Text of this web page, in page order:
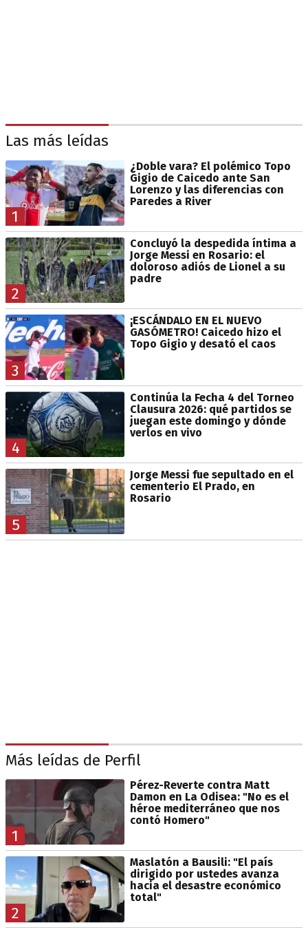
Las más leídas
1
¿Doble vara? El polémico Topo
Gigio de Caicedo ante San
Lorenzo y las diferencias con
Paredes a River
2
Concluyó la despedida íntima a
Jorge Messi en Rosario: el
doloroso adiós de Lionel a su
padre
3
¡ESCÁNDALO EN EL NUEVO
GASÓMETRO! Caicedo hizo el
Topo Gigio y desató el caos
4
Continúa la Fecha 4 del Torneo
Clausura 2026: qué partidos se
juegan este domingo y dónde
verlos en vivo
5
Jorge Messi fue sepultado en el
cementerio El Prado, en
Rosario
Más leídas de Perfil
1
Pérez-Reverte contra Matt
Damon en La Odisea: "No es el
héroe mediterráneo que nos
contó Homero"
2
Maslatón a Bausili: "El país
dirigido por ustedes avanza
hacia el desastre económico
total"